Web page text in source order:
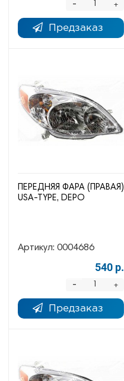
+
-
Предзаказ
ПЕРЕДНЯЯ ФАРА (ПРАВАЯ)
USA-TYPE, DEPO
Артикул: 0004686
540 р.
+
-
Предзаказ